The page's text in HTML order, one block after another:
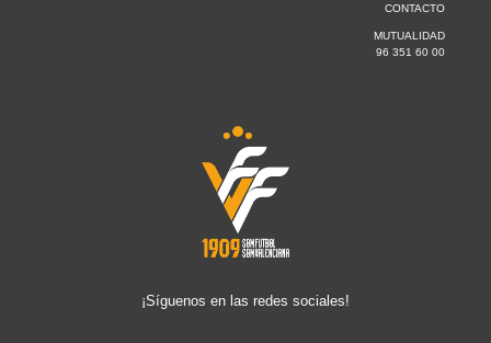
CONTACTO
MUTUALIDAD
96 351 60 00
¡Síguenos en las redes sociales!